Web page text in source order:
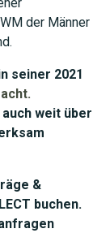
der Männer
seiner 2021
weit über
&
buchen.